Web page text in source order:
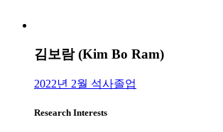
김보람 (Kim Bo Ram)
2022년 2월 석사졸업
Research Interests